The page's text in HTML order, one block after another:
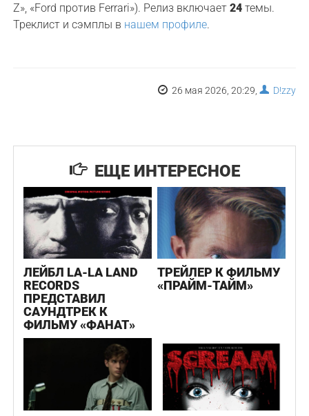
Z», «Ford против Ferrari»). Релиз включает24 темы.
Треклист и сэмплы в нашем профиле.
26 мая 2026, 20:29, D!zzy
ЕЩЕ ИНТЕРЕСНОЕ
ЛЕЙБЛ LA-LA LAND
RECORDS
ПРЕДСТАВИЛ
САУНДТРЕК К
ФИЛЬМУ «ФАНАТ»
ТРЕЙЛЕР К ФИЛЬМУ
«ПРАЙМ-ТАЙМ»